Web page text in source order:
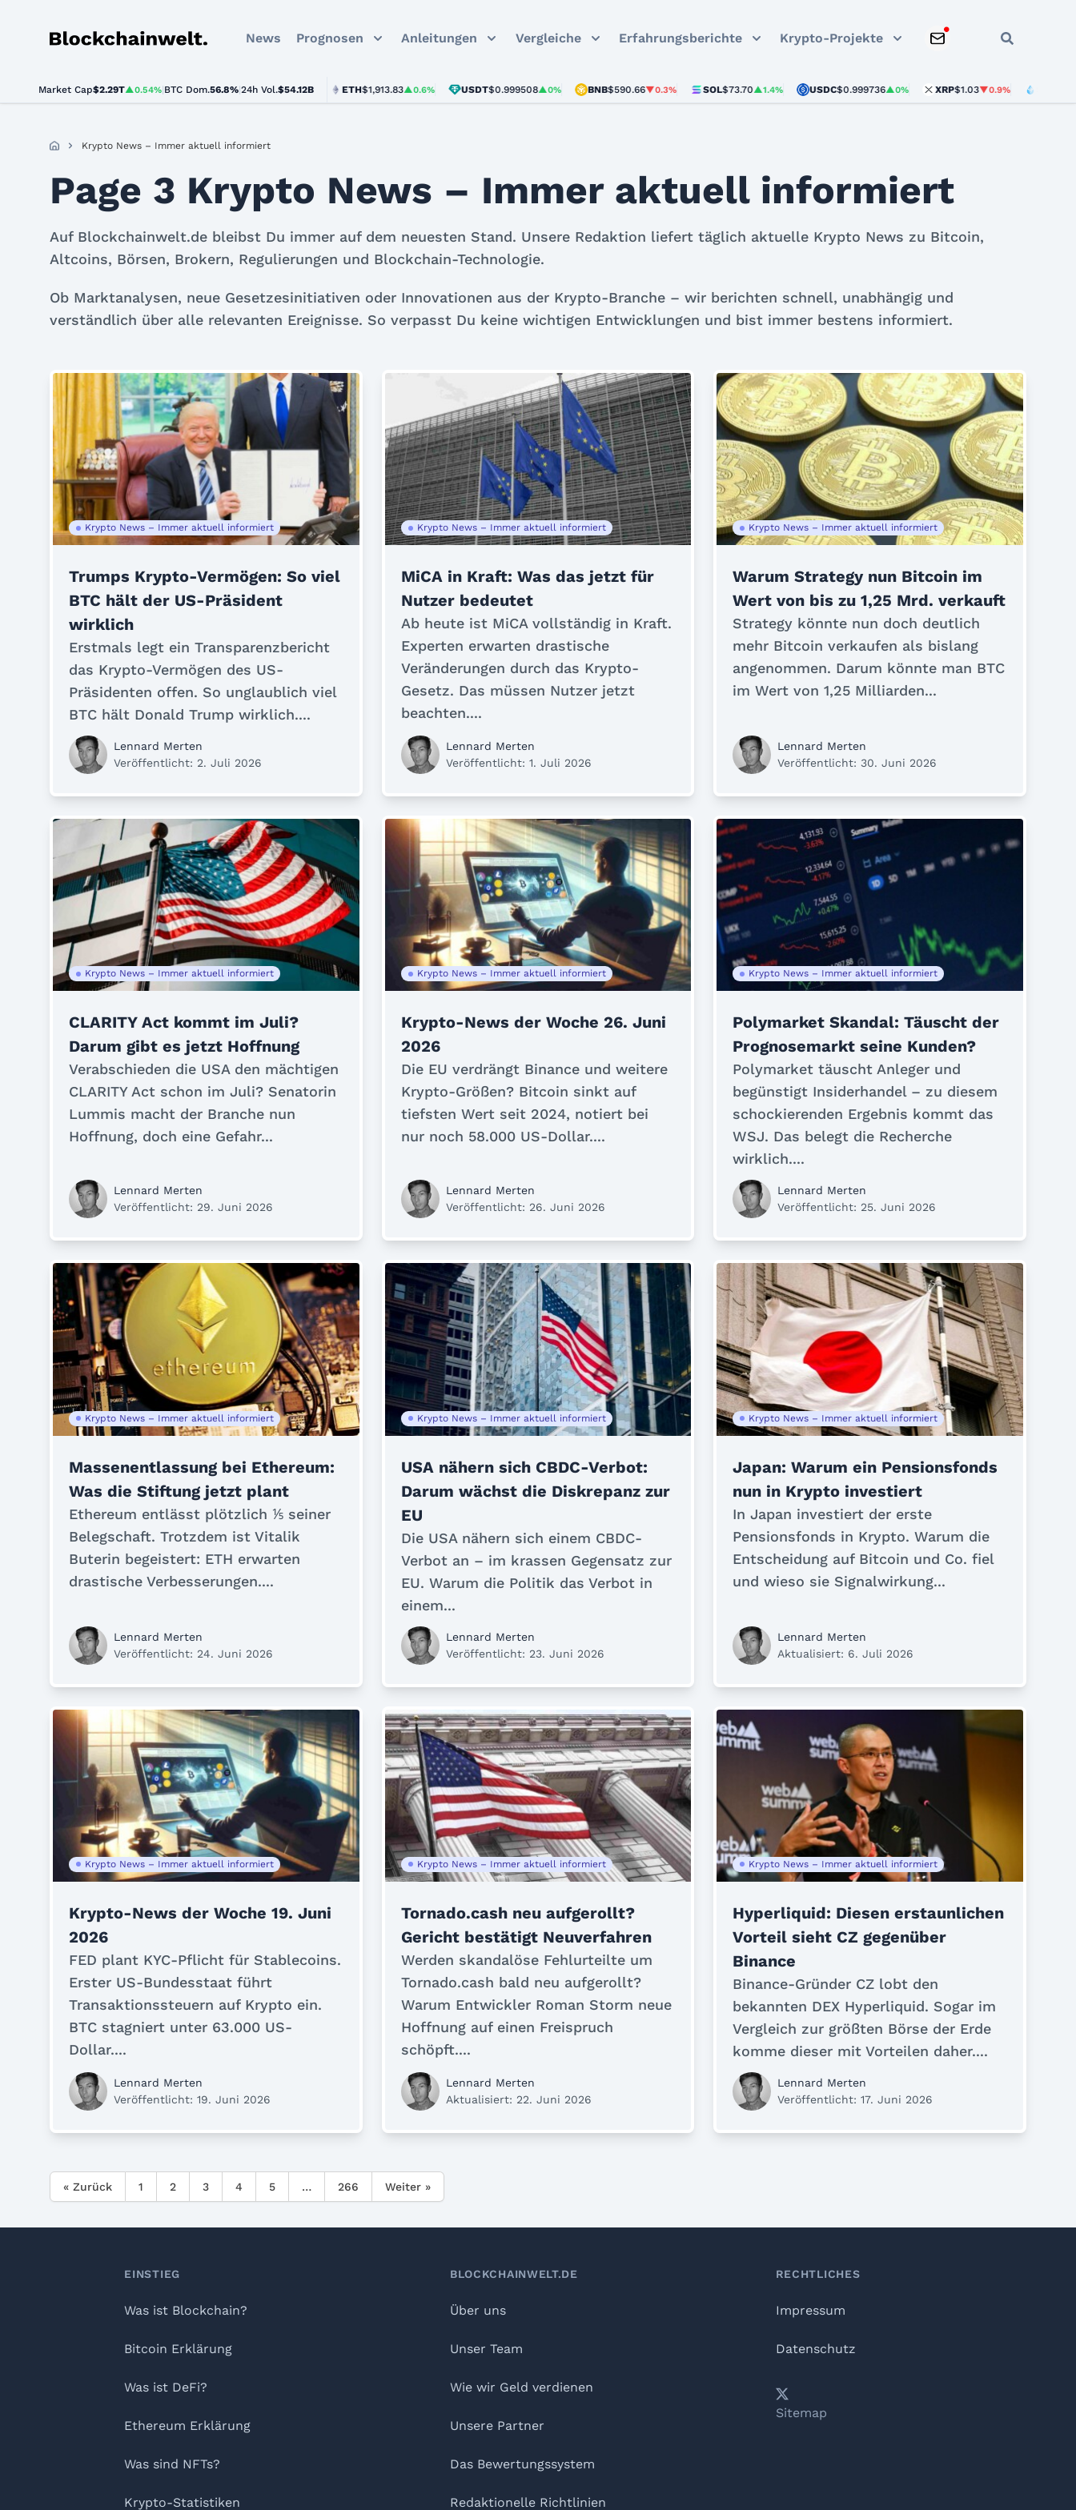
Blockchainwelt News Prognosen Anleitungen Vergleiche Erfahrungsberichte Krypto-Projekte
Market Cap$2.29T▲0.54% BTC Dom.56.8% 24h Vol.$54.12B
BTC$64,899.00▲0.9% ETH $1,913.83▲0.6% USDT$0.999508▲0% BNB $590.66▼0.3% SOL $73.70▲1.4% USDC$0.999736▲0% XRP $1.03▼0.9% STETH
Krypto News – Immer aktuell informiert
Page 3 Krypto News – Immer aktuell informiert
Auf Blockchainwelt.de bleibst Du immer auf dem neuesten Stand. Unsere Redaktion liefert täglich aktuelle Krypto News zu Bitcoin,
Altcoins, Börsen, Brokern, Regulierungen und Blockchain-Technologie.
Ob Marktanalysen, neue Gesetzesinitiativen oder Innovationen aus der Krypto-Branche – wir berichten schnell, unabhängig und
verständlich über alle relevanten Ereignisse. So verpasst Du keine wichtigen Entwicklungen und bist immer bestens informiert.
Krypto News – Immer aktuell informiert
Trumps Krypto-Vermögen: So viel
BTC hält der US-Präsident
wirklich
Erstmals legt ein Transparenzbericht
das Krypto-Vermögen des US-
Präsidenten offen. So unglaublich viel
BTC hält Donald Trump wirklich....
Lennard Merten
Veröffentlicht: 2. Juli 2026
Krypto News – Immer aktuell informiert
MiCA in Kraft: Was das jetzt für
Nutzer bedeutet
Ab heute ist MiCA vollständig in Kraft.
Experten erwarten drastische
Veränderungen durch das Krypto-
Gesetz. Das müssen Nutzer jetzt
beachten....
Lennard Merten
Veröffentlicht: 1. Juli 2026
Krypto News – Immer aktuell informiert
Warum Strategy nun Bitcoin im
Wert von bis zu 1,25 Mrd. verkauft
Strategy könnte nun doch deutlich
mehr Bitcoin verkaufen als bislang
angenommen. Darum könnte man BTC
im Wert von 1,25 Milliarden...
Lennard Merten
Veröffentlicht: 30. Juni 2026
Krypto News – Immer aktuell informiert
CLARITY Act kommt im Juli?
Darum gibt es jetzt Hoffnung
Verabschieden die USA den mächtigen
CLARITY Act schon im Juli? Senatorin
Lummis macht der Branche nun
Hoffnung, doch eine Gefahr...
Lennard Merten
Veröffentlicht: 29. Juni 2026
Krypto News – Immer aktuell informiert
Krypto-News der Woche 26. Juni
2026
Die EU verdrängt Binance und weitere
Krypto-Größen? Bitcoin sinkt auf
tiefsten Wert seit 2024, notiert bei
nur noch 58.000 US-Dollar....
Lennard Merten
Veröffentlicht: 26. Juni 2026
Krypto News – Immer aktuell informiert
Polymarket Skandal: Täuscht der
Prognosemarkt seine Kunden?
Polymarket täuscht Anleger und
begünstigt Insiderhandel – zu diesem
schockierenden Ergebnis kommt das
WSJ. Das belegt die Recherche
wirklich....
Lennard Merten
Veröffentlicht: 25. Juni 2026
Krypto News – Immer aktuell informiert
Massenentlassung bei Ethereum:
Was die Stiftung jetzt plant
Ethereum entlässt plötzlich ⅕ seiner
Belegschaft. Trotzdem ist Vitalik
Buterin begeistert: ETH erwarten
drastische Verbesserungen....
Lennard Merten
Veröffentlicht: 24. Juni 2026
Krypto News – Immer aktuell informiert
USA nähern sich CBDC-Verbot:
Darum wächst die Diskrepanz zur
EU
Die USA nähern sich einem CBDC-
Verbot an – im krassen Gegensatz zur
EU. Warum die Politik das Verbot in
einem...
Lennard Merten
Veröffentlicht: 23. Juni 2026
Krypto News – Immer aktuell informiert
Japan: Warum ein Pensionsfonds
nun in Krypto investiert
In Japan investiert der erste
Pensionsfonds in Krypto. Warum die
Entscheidung auf Bitcoin und Co. fiel
und wieso sie Signalwirkung...
Lennard Merten
Aktualisiert: 6. Juli 2026
Krypto News – Immer aktuell informiert
Krypto-News der Woche 19. Juni
2026
FED plant KYC-Pflicht für Stablecoins.
Erster US-Bundesstaat führt
Transaktionssteuern auf Krypto ein.
BTC stagniert unter 63.000 US-
Dollar....
Lennard Merten
Veröffentlicht: 19. Juni 2026
Krypto News – Immer aktuell informiert
Tornado.cash neu aufgerollt?
Gericht bestätigt Neuverfahren
Werden skandalöse Fehlurteilte um
Tornado.cash bald neu aufgerollt?
Warum Entwickler Roman Storm neue
Hoffnung auf einen Freispruch
schöpft....
Lennard Merten
Aktualisiert: 22. Juni 2026
Krypto News – Immer aktuell informiert
Hyperliquid: Diesen erstaunlichen
Vorteil sieht CZ gegenüber
Binance
Binance-Gründer CZ lobt den
bekannten DEX Hyperliquid. Sogar im
Vergleich zur größten Börse der Erde
komme dieser mit Vorteilen daher....
Lennard Merten
Veröffentlicht: 17. Juni 2026
« Zurück 1 2 3 4 5 … 266 Weiter »
EINSTIEG
Was ist Blockchain?
Bitcoin Erklärung
Was ist DeFi?
Ethereum Erklärung
Was sind NFTs?
Krypto-Statistiken
BLOCKCHAINWELT.DE
Über uns
Unser Team
Wie wir Geld verdienen
Unsere Partner
Das Bewertungssystem
Redaktionelle Richtlinien
RECHTLICHES
Impressum
Datenschutz
YouTube
𝕏LinkedIn
Telegram
Sitemap